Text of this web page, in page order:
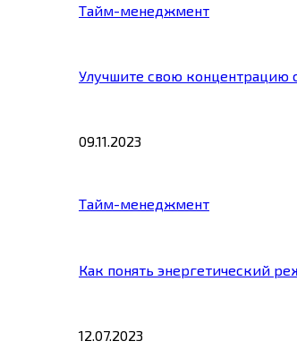
Тайм-менеджмент
Улучшите свою концентрацию
09.11.2023
Тайм-менеджмент
Как понять энергетический
12.07.2023